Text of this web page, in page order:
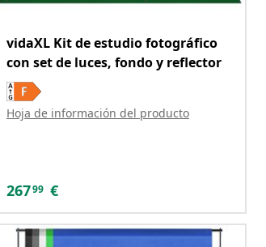
vidaXL Kit de estudio fotográfico
con set de luces, fondo y reflector
Hoja de información del producto
26799 €